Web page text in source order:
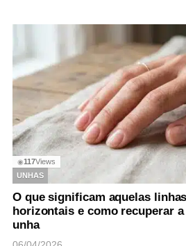
◉117Views
UNHAS
O que significam aquelas
horizontais e como recuperar
unha